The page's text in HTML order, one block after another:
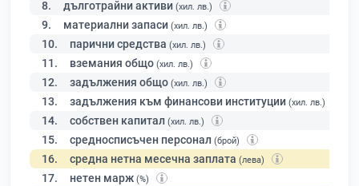
8. дълготрайни активи (хил. лв.)
9. материални запаси (хил. лв.)
10. парични средства (хил. лв.)
11. вземания общо (хил. лв.)
12. задължения общо (хил. лв.)
13. задължения към финансови институции (хил. лв.)
14. собствен капитал (хил. лв.)
15. средносписъчен персонал (брой)
16. средна нетна месечна заплата (лева)
17. нетен марж (%)